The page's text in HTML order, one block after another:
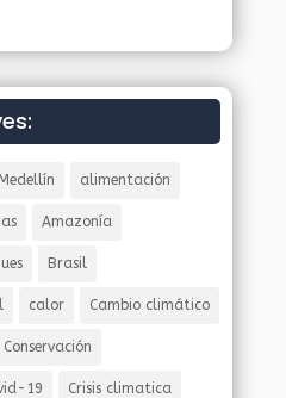
alimentación
Amazonía
Brasil
calor Cambio climático
Conservación
19 Crisis climatica